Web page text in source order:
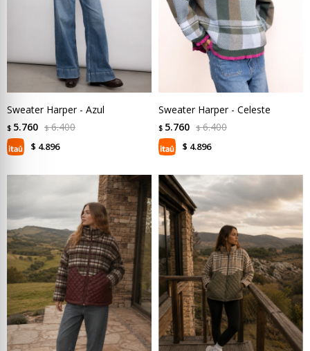
Sweater Harper - Azul
$ 5.760 $ 6.400
$ 4.896
Sweater Harper - Celeste
$ 5.760 $ 6.400
$ 4.896